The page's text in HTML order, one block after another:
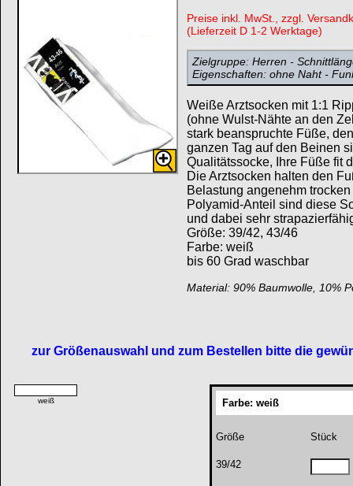
Preise inkl. MwSt., zzgl.
(Lieferzeit D 1-2 Werktage)
Zielgruppe: Herren -
Eigenschaften: ohne Naht -
Weiße Arztsocken mit 1:1
(ohne Wulst-Nähte an den
stark beanspruchte Füße,
ganzen Tag auf den Beinen
Qualitätssocke, Ihre Füße fit
Die Arztsocken halten den
Belastung angenehm
Polyamid-Anteil sind diese
und dabei sehr
Größe: 39/42, 43/46
Farbe: weiß
bis 60 Grad waschbar
Material: 90% Baumwolle, 10%
zur Größenauswahl und zum Bestellen bitte die
weiß Farbe: weiß
Größe Stück
39/42